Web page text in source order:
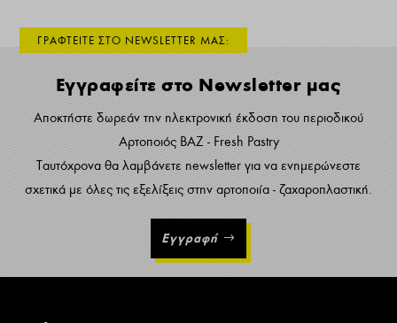
ΓΡΑΦΤΕΙΤΕ ΣΤΟ NEWSLETTER ΜΑΣ:
Εγγραφείτε στο Newsletter μας
Αποκτήστε δωρεάν την ηλεκτρονική έκδοση του περιοδικού
Αρτοποιός ΒΑΖ - Fresh Pastry
Ταυτόχρονα θα λαμβάνετε newsletter για να ενημερώνεστε
σχετικά με όλες τις εξελίξεις στην αρτοποιία - ζαχαροπλαστική.
Εγγραφή